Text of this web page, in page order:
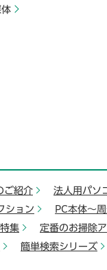
ご紹介
法人用パソ
ション
PC本体～
集
定番のお掃除
簡単検索シリーズ